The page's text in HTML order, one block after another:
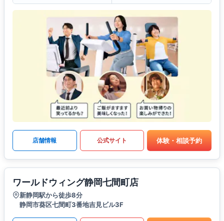
店舗情報 公式サイト 体験・相談予約
ワールドウィング静岡七間町店
新静岡駅から徒歩8分
静岡市葵区七間町3番地吉見ビル3F